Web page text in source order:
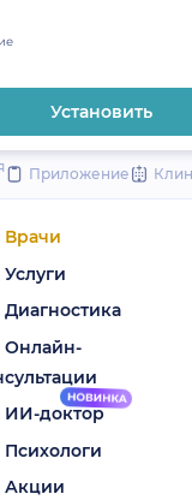
Установить
Приложение
Врачи
Услуги
Диагностика
Онлайн-
ИИ-доктор
Психологи
Акции